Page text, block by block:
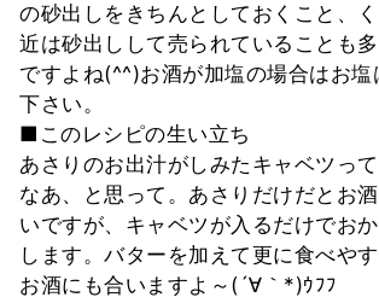
の砂出しをきちんとしておくこと、
近は砂出しして売られていることも
ですよね(^^)お酒が加塩の場合はお塩
下さい。
■このレシピの生い立ち
あさりのお出汁がしみたキャベツっ
なあ、と思って。あさりだけだとお
いですが、キャベツが入るだけでお
します。バターを加えて更に食べや
お酒にも合いますよ～(´∀｀*)ｳﾌﾌ